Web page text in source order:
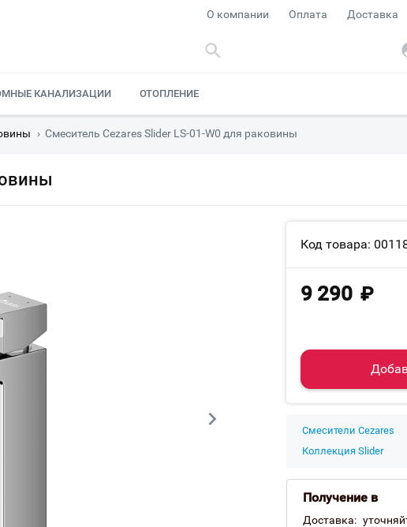
О компании Оплата Доставка
КАНАЛИЗАЦИИ ОТОПЛЕНИЕ
› Смеситель Cezares Slider LS-01-W0 для раковины
Код товара:
9 290 ₽
Смесители Cezares
Коллекция Slider
Получение в
Доставка: